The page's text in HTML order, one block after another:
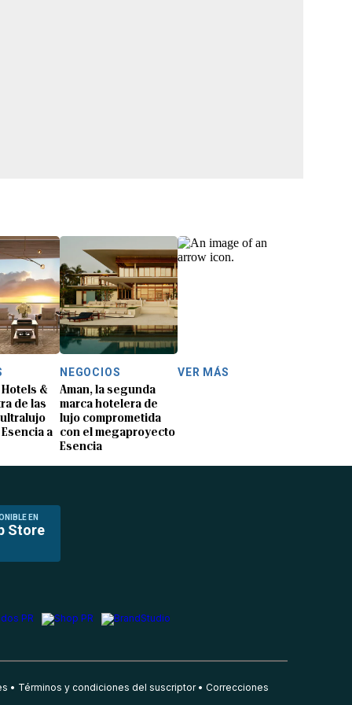
&
de las
a
NEGOCIOS
Aman, la segunda
marca hotelera de
lujo comprometida
con el megaproyecto
Esencia
VER MÁS
EN
Store
Términos y condiciones del suscriptor Correcciones